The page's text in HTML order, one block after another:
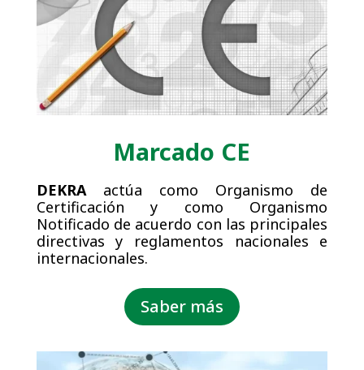
Marcado CE
DEKRAactúa como Organismo de
Certificación y como Organismo
Notificado de acuerdo con las principales
directivas y reglamentos nacionales e
internacionales.
Saber más